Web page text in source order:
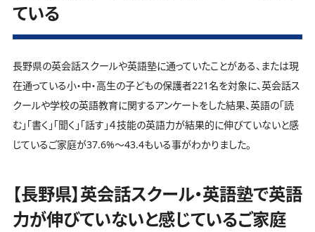
ている
長野県の英会話スクールや英語塾に通っていたことがある、または現
在通っている小・中・高生の子どもの保護者221名を対象に、英会話ス
クールや学校の英語教育に関するアンケートをした結果、英語の「読
む」「書く」「聞く」「話す」４技能の英語力が結果的に伸びていないと感
じているご家庭が37.6%～43.4もいる事がわかりました。
【長野県】英会話スクール・英語塾で英語
力が伸びていないと感じているご家庭